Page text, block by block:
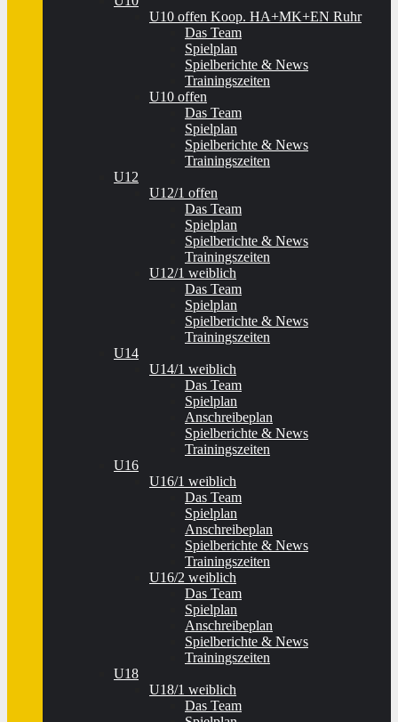
U10 offen Koop. HA+MK+EN Ruhr
Das Team
Spielplan
Spielberichte & News
Trainingszeiten
U10 offen
Das Team
Spielplan
Spielberichte & News
Trainingszeiten
U12
U12/1 offen
Das Team
Spielplan
Spielberichte & News
Trainingszeiten
U12/1 weiblich
Das Team
Spielplan
Spielberichte & News
Trainingszeiten
U14
U14/1 weiblich
Das Team
Spielplan
Anschreibeplan
Spielberichte & News
Trainingszeiten
U16
U16/1 weiblich
Das Team
Spielplan
Anschreibeplan
Spielberichte & News
Trainingszeiten
U16/2 weiblich
Das Team
Spielplan
Anschreibeplan
Spielberichte & News
Trainingszeiten
U18
U18/1 weiblich
Das Team